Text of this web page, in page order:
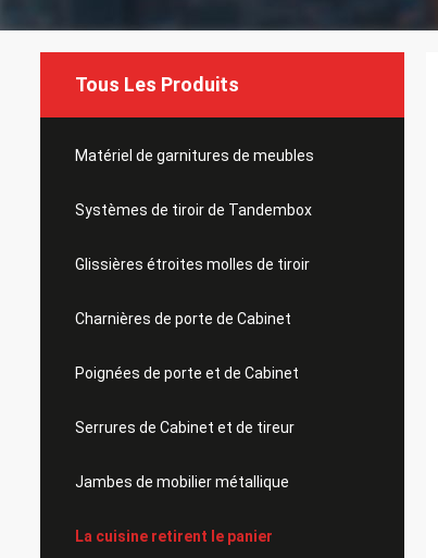
Tous Les Produits
Matériel de garnitures de meubles
Systèmes de tiroir de Tandembox
Glissières étroites molles de tiroir
Charnières de porte de Cabinet
Poignées de porte et de Cabinet
Serrures de Cabinet et de tireur
Jambes de mobilier métallique
La cuisine retirent le panier